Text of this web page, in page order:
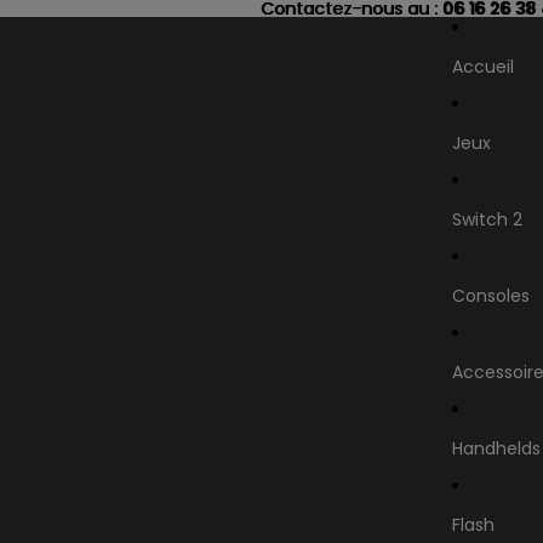
Contactez-nous au : 06 16 26 38
Contactez-nous au : 06 16 26 38
Accueil
Jeux
Switch 2
Consoles
Handhelds
Flash